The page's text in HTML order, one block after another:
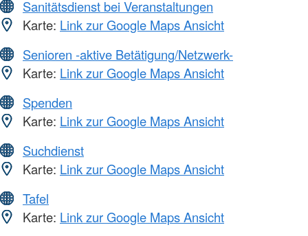
Sanitätsdienst bei Veranstaltungen
Karte: Link zur Google Maps Ansicht
Senioren -aktive Betätigung/Netzwerk-
Karte: Link zur Google Maps Ansicht
Spenden
Karte: Link zur Google Maps Ansicht
Suchdienst
Karte: Link zur Google Maps Ansicht
Tafel
Karte: Link zur Google Maps Ansicht